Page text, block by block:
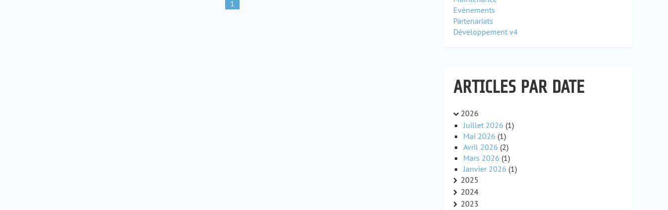
1
Evènements
Partenariats
Développement v4
ARTICLES PAR DATE
2026
Juillet 2026 (1)
Mai 2026 (1)
Avril 2026 (2)
Mars 2026 (1)
Janvier 2026 (1)
2025
2024
2023